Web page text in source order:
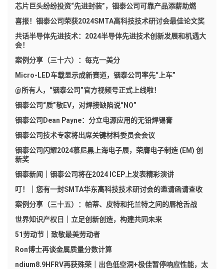
芯片巨头纷纷投资“先进封装”，铟泰公司可靠产品添薪助燃
喜报！铟泰公司荣获2024SMTA高科技技术研讨会最佳论文奖
共话半导体先进技术：2024半导体先进技术创新发展和机遇大
会！
案例分享（三十六）：每克一美分
Micro-LED车载显示成新赛道，铟泰公司率先“上车”
@所有人，“铟泰公司”官方视频号正式上线啦！
铟泰公司“质”敬EV，对焊接缺陷说“NO”
铟泰公司Dean Payne：分立电源应用的无铅焊锡膏
铟泰公司技术专家将出席关键材料委员会会议
铟泰公司闪耀2024慕尼黑上海电子展，荣膺电子制造 (EM) 创
新奖
铟泰新闻｜铟泰公司将在2024 ICEP上发表精彩演讲
叮！｜您有一封SMTA华东高科技技术研讨会的邀请函请查收
案例分享（三十五）：帕蒂、皮特和托兰特之间的唇枪舌战
世界知识产权日｜立足创新创造，构建共同未来
51劳动节｜致敬最美劳动者
Ron博士再谈金属质量分数计算
ndium8.9HFRV再获殊荣｜出色低空洞+极佳暂停响应性能，太